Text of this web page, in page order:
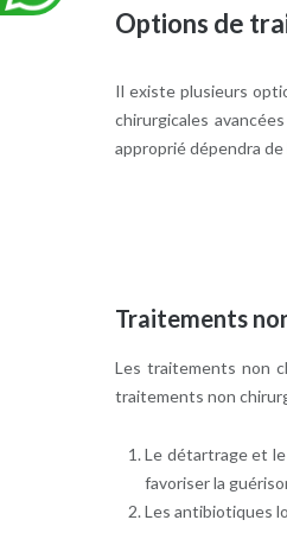
Options de
Il existe plusieurs
chirurgicales
approprié dépendra
Traitements
Les traitements non
traitements non
Le détartrage et
favoriser la
Les antibiotiques